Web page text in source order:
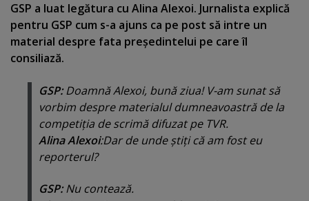
GSP a luat legătura cu Alina Alexoi. Jurnalista explică
pentru GSP cum s-a ajuns ca pe post să intre un
material despre fata preşedintelui pe care îl
consiliază.
GSP:Doamnă Alexoi, bună ziua! V-am sunat să
vorbim despre materialul dumneavoastră de la
competiţia de scrimă difuzat pe TVR.
Alina Alexoi:Dar de unde ştiţi că am fost eu
reporterul?
GSP:Nu contează.